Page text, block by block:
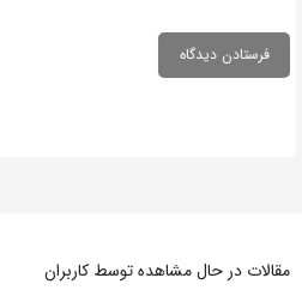
مقالات در حال مشاهده توسط کاربران